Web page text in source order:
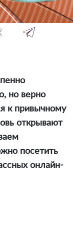
но верно
к привычному
открывают
посетить
онлайн-